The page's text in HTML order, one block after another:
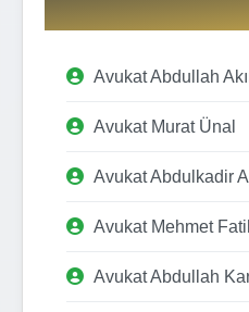
Avukat Abdullah
Avukat Murat Ünal
Avukat Abdulkadir
Avukat Mehmet
Avukat Abdullah